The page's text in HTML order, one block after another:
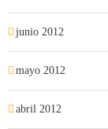
junio 2012
mayo 2012
abril 2012